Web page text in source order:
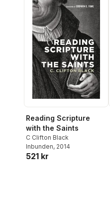
Reading Scripture
with the Saints
C Clifton Black
Inbunden, 2014
521 kr